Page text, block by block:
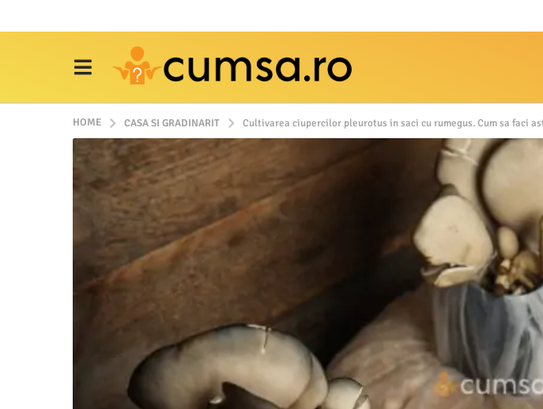
HOME CASA SI GRADINARIT Cultivarea ciupercilor pleurotus in saci cu rumegus. Cum sa faci